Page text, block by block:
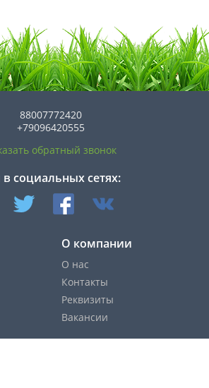
88007772420
+79096420555
обратный звонок
социальных сетях:
О компании
О нас
Контакты
Реквизиты
Вакансии